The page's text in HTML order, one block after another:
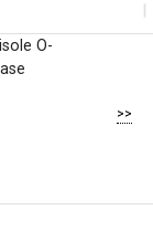
O-
>>